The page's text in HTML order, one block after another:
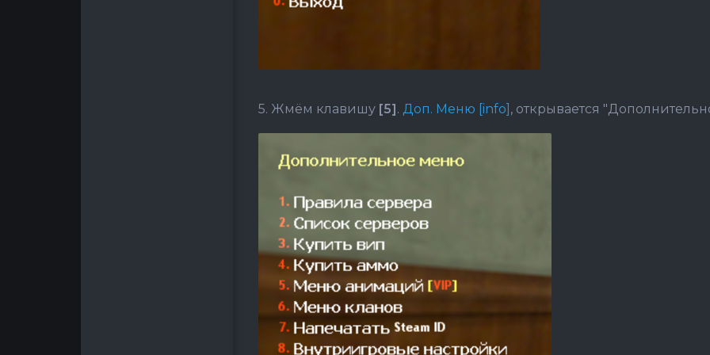
5. Жмём клавишу [5]. Доп. Меню [info] , открывается